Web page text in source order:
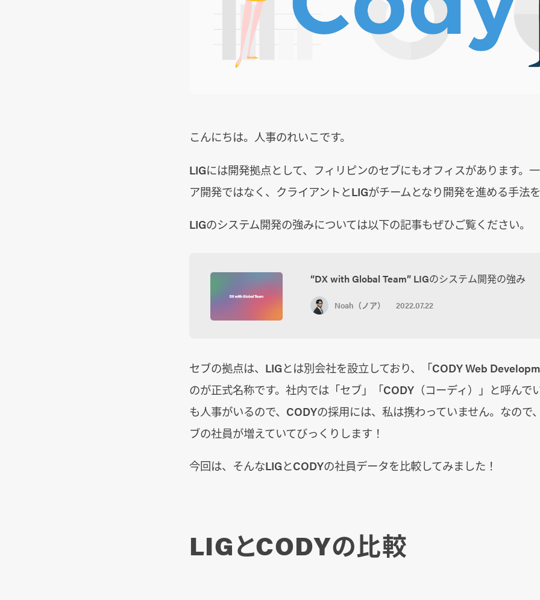
こんにちは。人事のれいこです。
LIGには開発拠点として、フィリピンのセブにもオフィスがあります。
ア開発ではなく、クライアントとLIGがチームとなり開発を進める手法を
LIGのシステム開発の強みについては以下の記事もぜひご覧ください。
“DX with Global Team” LIGのシステム開発の強み
Noah（ノア） 2022.07.22
セブの拠点は、LIGとは別会社を設立しており、「CODY Web
のが正式名称です。社内では「セブ」「CODY（コーディ）」と呼んで
も人事がいるので、CODYの採用には、私は携わっていません。なので
ブの社員が増えていてびっくりします！
今回は、そんなLIGとCODYの社員データを比較してみました！
LIGとCODYの比較